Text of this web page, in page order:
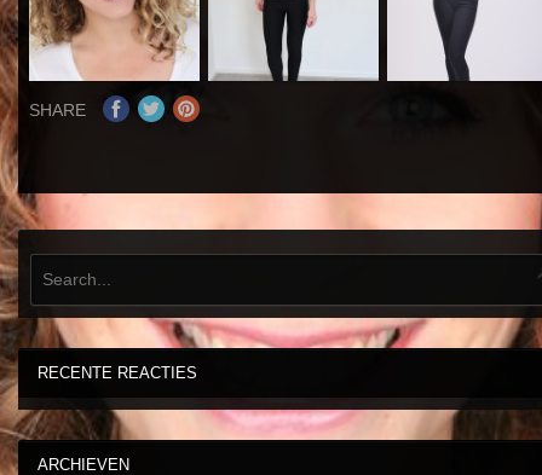
SHARE
RECENTE REACTIES
ARCHIEVEN